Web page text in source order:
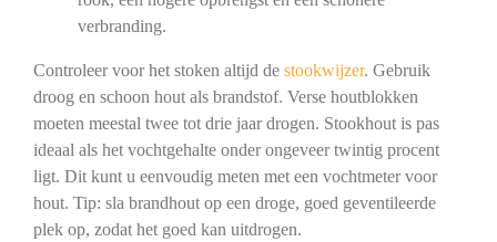
verbranding.
Controleer voor het stoken altijd de stookwijzer. Gebruik
droog en schoon hout als brandstof. Verse houtblokken
moeten meestal twee tot drie jaar drogen. Stookhout is pas
ideaal als het vochtgehalte onder ongeveer twintig procent
ligt. Dit kunt u eenvoudig meten met een vochtmeter voor
hout. Tip: sla brandhout op een droge, goed geventileerde
plek op, zodat het goed kan uitdrogen.